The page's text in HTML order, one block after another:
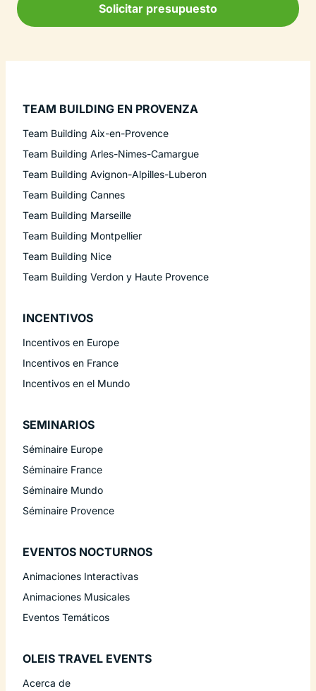
Solicitar presupuesto
TEAM BUILDING EN PROVENZA
Team Building Aix-en-Provence
Team Building Arles-Nimes-Camargue
Team Building Avignon-Alpilles-Luberon
Team Building Cannes
Team Building Marseille
Team Building Montpellier
Team Building Nice
Team Building Verdon y Haute Provence
INCENTIVOS
Incentivos en Europe
Incentivos en France
Incentivos en el Mundo
SEMINARIOS
Séminaire Europe
Séminaire France
Séminaire Mundo
Séminaire Provence
EVENTOS NOCTURNOS
Animaciones Interactivas
Animaciones Musicales
Eventos Temáticos
OLEIS TRAVEL EVENTS
Acerca de